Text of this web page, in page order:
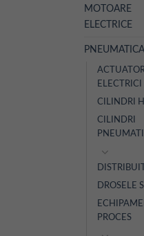
MOTOARE
ELECTRICE
PNEUMATICA
ELECTRICI
CILINDRI
CILINDRI
DROSELE
PROCES